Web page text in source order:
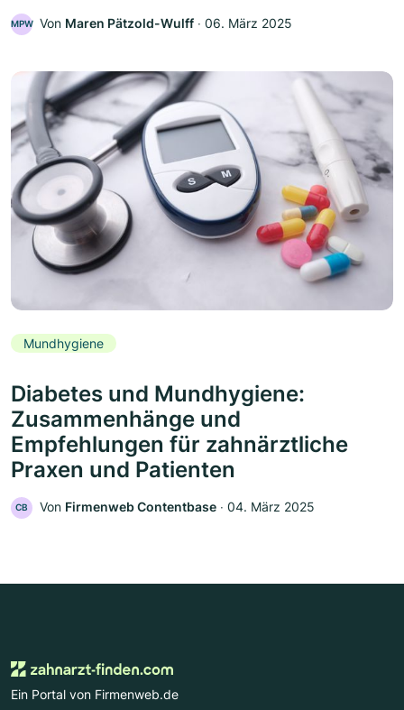
MPW Von Maren Pätzold-Wulff ‧ 06. März 2025
Mundhygiene
Diabetes und Mundhygiene:
Zusammenhänge und
Empfehlungen für zahnärztliche
Praxen und Patienten
CB Von Firmenweb Contentbase ‧ 04. März 2025
Ein Portal von Firmenweb.de